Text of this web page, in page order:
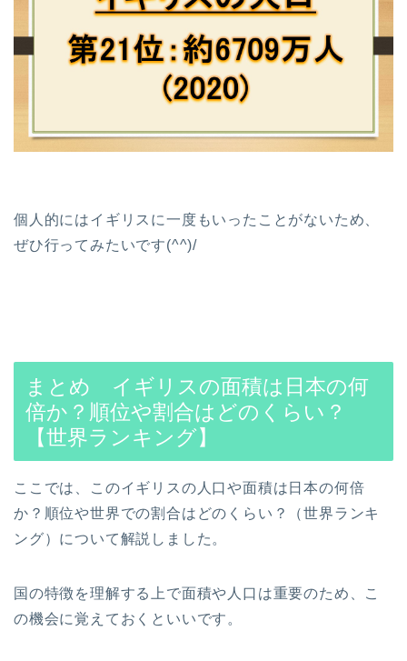
個人的にはイギリスに一度もいったことがないため、
ぜひ行ってみたいです(^^)/
まとめ イギリスの面積は日本の何
倍か？順位や割合はどのくらい？
【世界ランキング】
ここでは、このイギリスの人口や面積は日本の何倍
か？順位や世界での割合はどのくらい？（世界ランキ
ング）について解説しました。
国の特徴を理解する上で面積や人口は重要のため、こ
の機会に覚えておくといいです。